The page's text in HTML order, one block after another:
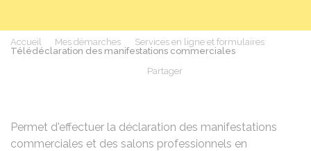
Accueil Mes démarches
Services en ligne et formulaires
Télédéclaration des manifestations commerciales
Partager
Permet d'effectuer la déclaration des manifestations
commerciales et des salons professionnels en